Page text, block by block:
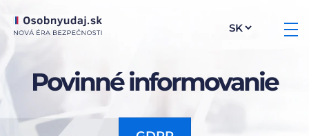
Povinné informovanie